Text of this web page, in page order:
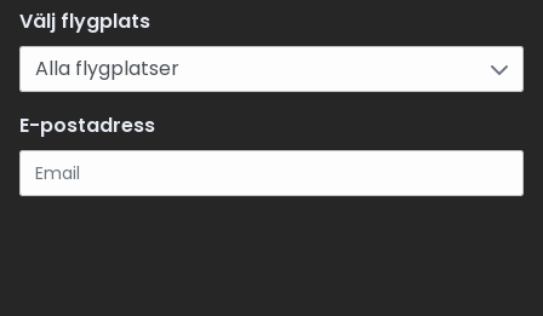
Välj flygplats
E-postadress